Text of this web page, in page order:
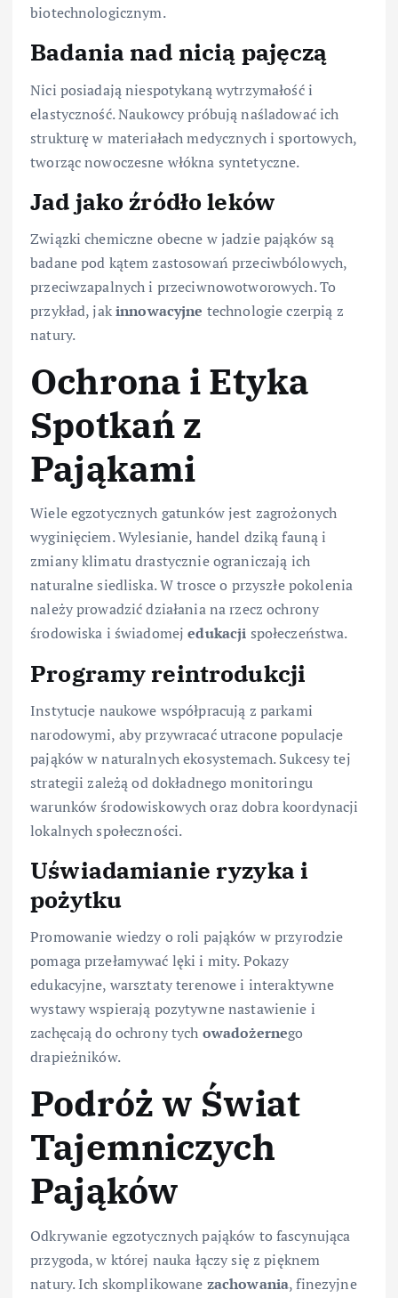
biotechnologicznym.
Badania nad nicią pajęczą
Nici posiadają niespotykaną wytrzymałość i
elastyczność. Naukowcy próbują naśladować ich
strukturę w materiałach medycznych i sportowych,
tworząc nowoczesne włókna syntetyczne.
Jad jako źródło leków
Związki chemiczne obecne w jadzie pająków są
badane pod kątem zastosowań przeciwbólowych,
przeciwzapalnych i przeciwnowotworowych. To
przykład, jakinnowacyjne technologie czerpią z
natury.
Ochrona i Etyka
Spotkań z
Pająkami
Wiele egzotycznych gatunków jest zagrożonych
wyginięciem. Wylesianie, handel dziką fauną i
zmiany klimatu drastycznie ograniczają ich
naturalne siedliska. W trosce o przyszłe pokolenia
należy prowadzić działania na rzecz ochrony
środowiska i świadomejedukacji społeczeństwa.
Programy reintrodukcji
Instytucje naukowe współpracują z parkami
narodowymi, aby przywracać utracone populacje
pająków w naturalnych ekosystemach. Sukcesy tej
strategii zależą od dokładnego monitoringu
warunków środowiskowych oraz dobra koordynacji
lokalnych społeczności.
Uświadamianie ryzyka i
pożytku
Promowanie wiedzy o roli pająków w przyrodzie
pomaga przełamywać lęki i mity. Pokazy
edukacyjne, warsztaty terenowe i interaktywne
wystawy wspierają pozytywne nastawienie i
zachęcają do ochrony tych owadożernego
drapieżników.
Podróż w Świat
Tajemniczych
Pająków
Odkrywanie egzotycznych pająków to fascynująca
przygoda, w której nauka łączy się z pięknem
natury. Ich skomplikowane zachowania, finezyjne